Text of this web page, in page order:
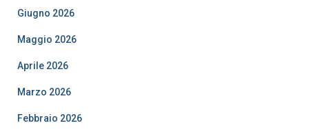
Giugno 2026
Maggio 2026
Aprile 2026
Marzo 2026
Febbraio 2026